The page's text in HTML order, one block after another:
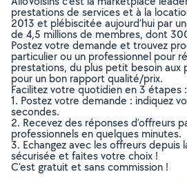
prestations de services et à la
2013 et plébiscitée aujourd’hui par
de 4,5 millions de membres, dont
Postez votre demande et trouvez
particulier ou un professionnel pour
prestations, du plus petit besoin aux
pour un bon rapport qualité/prix.
Facilitez votre quotidien en 3 étapes :
1. Postez votre demande : indiquez
secondes.
2. Recevez des réponses d’offreurs
professionnels en quelques minutes.
3. Echangez avec les offreurs depuis
sécurisée et faites votre choix !
C’est gratuit et sans commission !